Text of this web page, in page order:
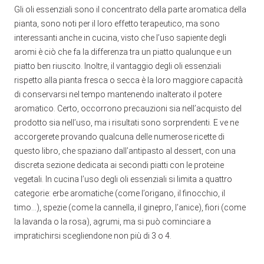
Gli oli essenziali sono il concentrato della parte aromatica della
pianta, sono noti per il loro effetto terapeutico, ma sono
interessanti anche in cucina, visto che l’uso sapiente degli
aromi è ciò che fa la differenza tra un piatto qualunque e un
piatto ben riuscito. Inoltre, il vantaggio degli oli essenziali
rispetto alla pianta fresca o secca è la loro maggiore capacità
di conservarsi nel tempo mantenendo inalterato il potere
aromatico. Certo, occorrono precauzioni sia nell’acquisto del
prodotto sia nell’uso, ma i risultati sono sorprendenti. E ve ne
accorgerete provando qualcuna delle numerose ricette di
questo libro, che spaziano dall’antipasto al dessert, con una
discreta sezione dedicata ai secondi piatti con le proteine
vegetali. In cucina l’uso degli oli essenziali si limita a quattro
categorie: erbe aromatiche (come l’origano, il finocchio, il
timo…), spezie (come la cannella, il ginepro, l’anice), fiori (come
la lavanda o la rosa), agrumi, ma si può cominciare a
impratichirsi scegliendone non più di 3 o 4.